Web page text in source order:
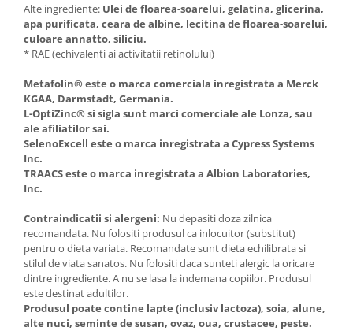
Alte ingrediente: Ulei de floarea-soarelui, gelatina, glicerina,
apa purificata, ceara de albine, lecitina de floarea-soarelui,
culoare annatto, siliciu.
* RAE (echivalenti ai activitatii retinolului)
Metafolin® este o marca comerciala inregistrata a Merck
KGAA, Darmstadt, Germania.
L-OptiZinc® si sigla sunt marci comerciale ale Lonza, sau
ale afiliatilor sai.
SelenoExcell este o marca inregistrata a Cypress Systems
Inc.
TRAACS este o marca inregistrata a Albion Laboratories,
Inc.
Contraindicatii si alergeni: Nu depasiti doza zilnica
recomandata. Nu folositi produsul ca inlocuitor (substitut)
pentru o dieta variata. Recomandate sunt dieta echilibrata si
stilul de viata sanatos. Nu folositi daca sunteti alergic la oricare
dintre ingrediente. A nu se lasa la indemana copiilor. Produsul
este destinat adultilor.
Produsul poate contine lapte (inclusiv lactoza), soia, alune,
alte nuci, seminte de susan, ovaz, oua, crustacee, peste.